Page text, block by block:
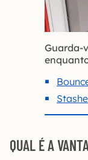
Guarda-
QUAL É A